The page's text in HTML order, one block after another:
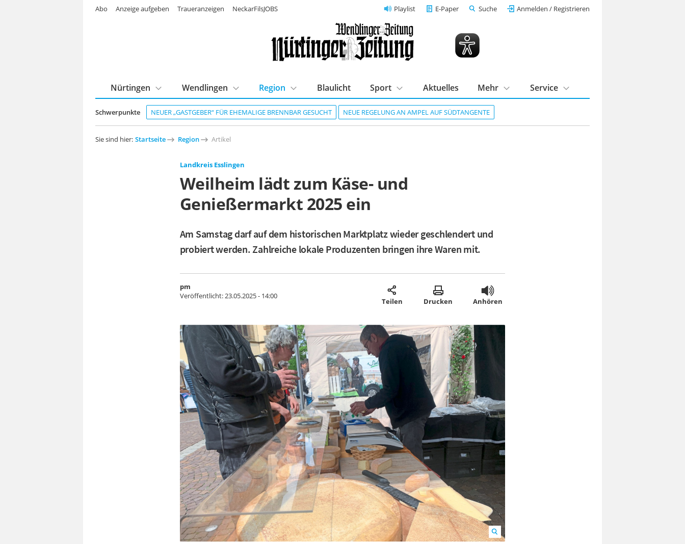
Playlist E-Paper Suche Anmelden / Registrieren
Schwerpunkte NEUER „GASTGEBER“ FÜR EHEMALIGE BRENNBAR GESUCHT NEUE REGELUNG AN AMPEL AUF SÜDTANGENTE
Nürtingen Wendlingen Region Blaulicht Sport Aktuelles Mehr Service
Abo Anzeige aufgeben Traueranzeigen NeckarFilsJOBS
Sie sind hier: Startseite Region Artikel
Landkreis Esslingen
Weilheim lädt zum Käse- und
Genießermarkt 2025 ein
Am Samstag darf auf dem historischen Marktplatz wieder geschlendert und
probiert werden. Zahlreiche lokale Produzenten bringen ihre Waren mit.
pm
Veröffentlicht:23.05.2025 - 14:00
Teilen Drucken Anhören